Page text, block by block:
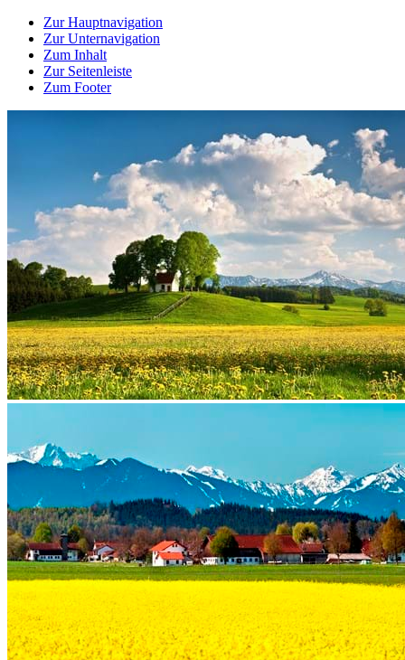
Zur Hauptnavigation
Zur Unternavigation
Zum Inhalt
Zur Seitenleiste
Zum Footer